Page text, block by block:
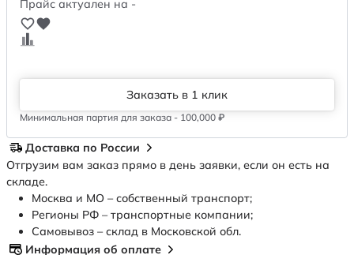
Прайс актуален на -
Заказать в 1 клик
Минимальная партия для заказа - 100,000 ₽
Доставка по России
Отгрузим вам заказ прямо в день заявки, если он есть на
складе.
Москва и МО – собственный транспорт;
Регионы РФ – транспортные компании;
Самовывоз – склад в Московской обл.
Информация об оплате